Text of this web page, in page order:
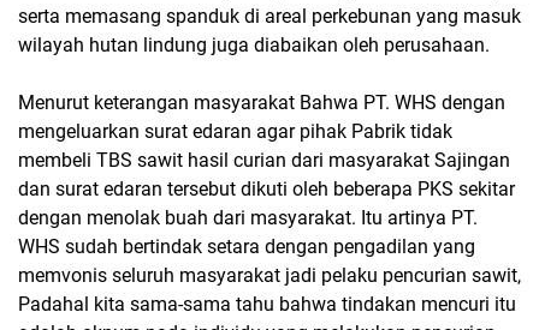
serta memasang spanduk di areal perkebunan yang masuk
wilayah hutan lindung juga diabaikan oleh perusahaan.
Menurut keterangan masyarakat Bahwa PT. WHS dengan
mengeluarkan surat edaran agar pihak Pabrik tidak
membeli TBS sawit hasil curian dari masyarakat Sajingan
dan surat edaran tersebut dikuti oleh beberapa PKS sekitar
dengan menolak buah dari masyarakat. Itu artinya PT.
WHS sudah bertindak setara dengan pengadilan yang
memvonis seluruh masyarakat jadi pelaku pencurian sawit,
Padahal kita sama-sama tahu bahwa tindakan mencuri itu